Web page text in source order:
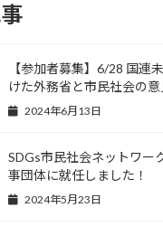
【参加者募集】6/28 国連
けた外務省と市民社会の
2024年6月13日
SDGs市民社会ネットワー
事団体に就任しました！
2024年5月23日